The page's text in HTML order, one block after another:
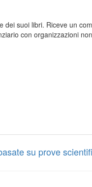
suoi libri. Riceve un
con organizzazioni
su prove